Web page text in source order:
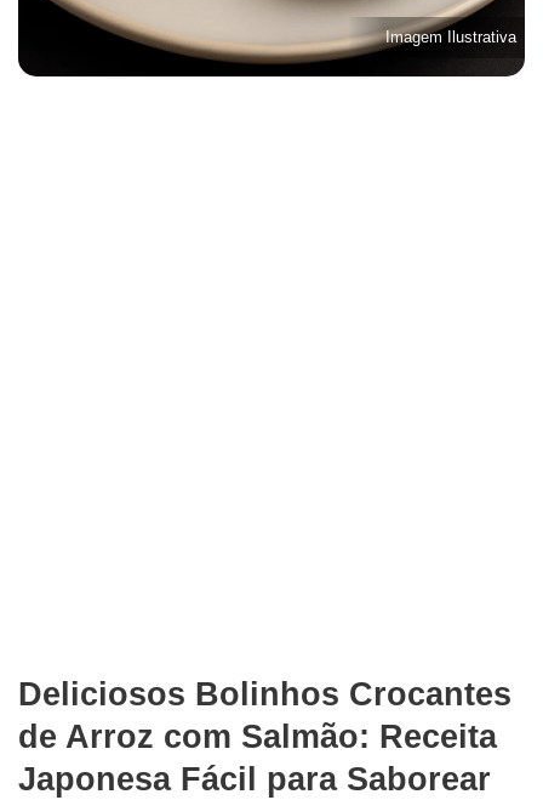
Imagem Ilustrativa
Deliciosos Bolinhos Crocantes
de Arroz com Salmão: Receita
Japonesa Fácil para Saborear